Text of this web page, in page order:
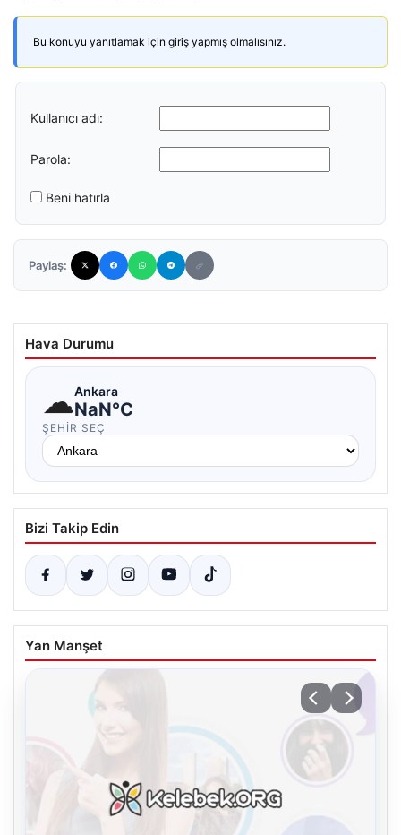
Bu konuyu yanıtlamak için giriş yapmış olmalısınız.
Kullanıcı adı:
Parola:
Beni hatırla
Paylaş:
Hava Durumu
☁Ankara
NaN°C
ŞEHIR SEÇ
Bizi Takip Edin
Yan Manşet